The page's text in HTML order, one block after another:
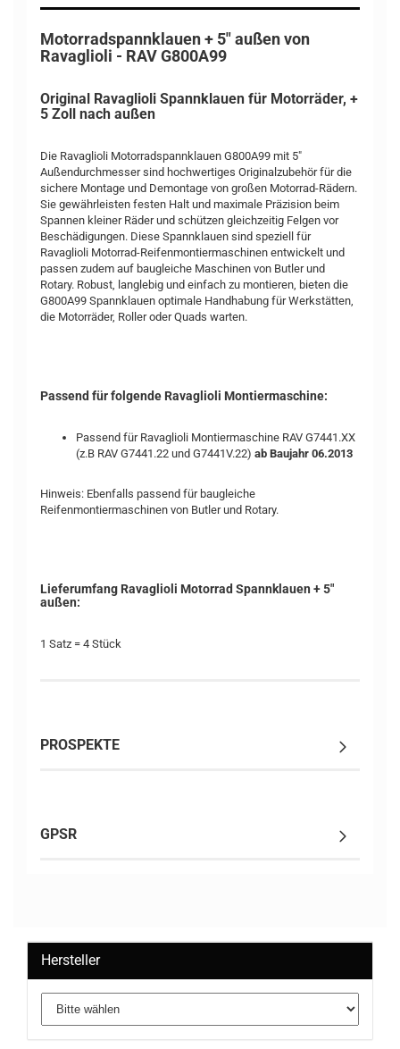
Motorradspannklauen + 5" außen von
Ravaglioli - RAV G800A99
Original Ravaglioli Spannklauen für Motorräder, +
5 Zoll nach außen
Die Ravaglioli Motorradspannklauen G800A99 mit 5"
Außendurchmesser sind hochwertiges Originalzubehör für die
sichere Montage und Demontage von großen Motorrad-Rädern.
Sie gewährleisten festen Halt und maximale Präzision beim
Spannen kleiner Räder und schützen gleichzeitig Felgen vor
Beschädigungen. Diese Spannklauen sind speziell für
Ravaglioli Motorrad-Reifenmontiermaschinen entwickelt und
passen zudem auf baugleiche Maschinen von Butler und
Rotary. Robust, langlebig und einfach zu montieren, bieten die
G800A99 Spannklauen optimale Handhabung für Werkstätten,
die Motorräder, Roller oder Quads warten.
Passend für folgende Ravaglioli Montiermaschine:
Passend für Ravaglioli Montiermaschine RAV G7441.XX
(z.B RAV G7441.22 und G7441V.22) ab Baujahr 06.2013
Hinweis: Ebenfalls passend für baugleiche
Reifenmontiermaschinen von Butler und Rotary.
Lieferumfang Ravaglioli Motorrad Spannklauen + 5"
außen:
1 Satz = 4 Stück
PROSPEKTE
GPSR
Hersteller